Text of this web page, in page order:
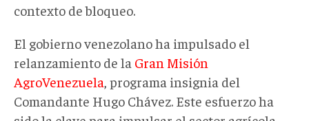
contexto de bloqueo.
El gobierno venezolano ha impulsado el
relanzamiento de la Gran Misión
AgroVenezuela , programa insignia del
Comandante Hugo Chávez. Este esfuerzo ha